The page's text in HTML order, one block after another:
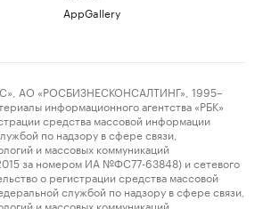
AppGallery
АО «РОСБИЗНЕСКОНСАЛТИНГ», 1995–
информационного агентства «РБК»
средства массовой информации
по надзору в сфере связи,
и массовых коммуникаций
за номером ИА №ФС77-63848) и сетевого
о регистрации средства массовой
службой по надзору в сфере связи,
и массовых коммуникаций